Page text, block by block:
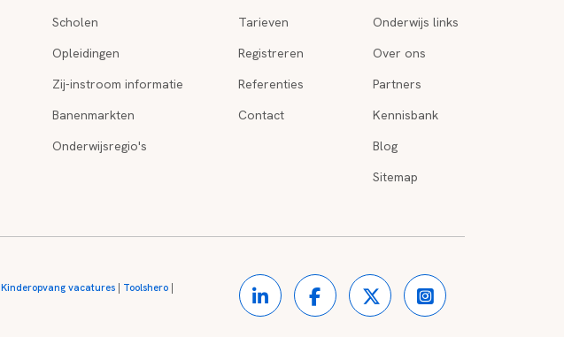
Scholen
Opleidingen
Zij-instroom informatie
Banenmarkten
Onderwijsregio's
Tarieven
Registreren
Referenties
Contact
Onderwijs links
Over ons
Partners
Kennisbank
Blog
Sitemap
Kinderopvang vacatures| Toolshero|